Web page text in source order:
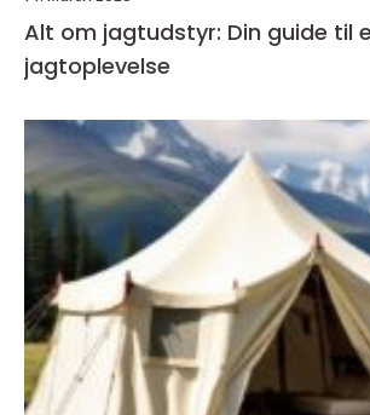
Alt om jagtudstyr: Din guide til
jagtoplevelse